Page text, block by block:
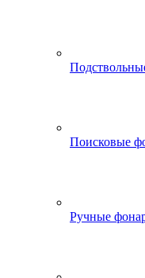
Поисковые
Ручные